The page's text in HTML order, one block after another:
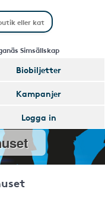
Simsällskap
Biobiljetter
Kampanjer
Logga in